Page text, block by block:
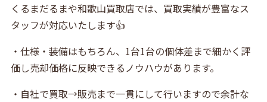
くるまだるまや和歌山買取店では、買取実績が豊富なス
タッフが対応いたします👍
・仕様・装備はもちろん、1台1台の個体差まで細かく評
価し売却価格に反映できるノウハウがあります。
・自社で買取→販売まで一貫にして行いますので余計な